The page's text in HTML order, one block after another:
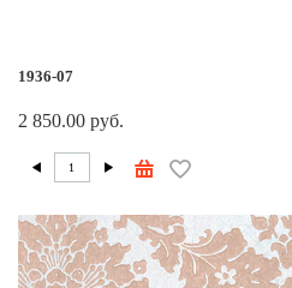
1936-07
2 850.00 руб.